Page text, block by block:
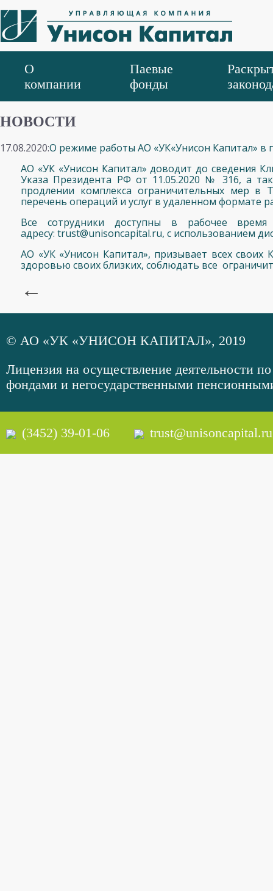
О
компании
Паевые
фонды
НОВОСТИ
17.08.2020:О режиме работы АО «УК«Унисон Капитал» в
АО «УК «Унисон Капитал» доводит до сведения
Указа Президента РФ от 11.05.2020 № 316, а
продлении комплекса ограничительных мер в
перечень операций и услуг в удаленном формате
Все сотрудники доступны в рабочее
адресу: trust@unisoncapital.ru, с использованием
АО «УК «Унисон Капитал», призывает всех
здоровью своих близких, соблюдать все
←
© АО «УК «УНИСОН КАПИТАЛ», 2019
Лицензия на осуществление деятельности
фондами и негосударственными
(3452) 39-01-06 trust@unisoncapital.ru